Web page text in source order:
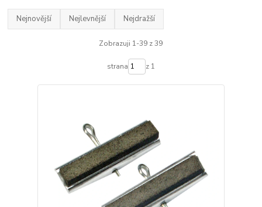
Nejnovější Nejlevnější Nejdražší
Zobrazuji 1-39 z 39
strana z 1